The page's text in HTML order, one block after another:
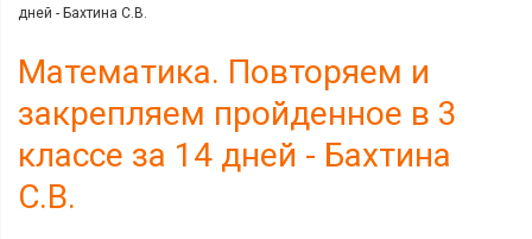
дней - Бахтина С.В.
Математика. Повторяем и
закрепляем пройденное в 3
классе за 14 дней - Бахтина
С.В.